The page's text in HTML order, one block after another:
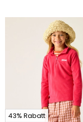
43% Rabatt